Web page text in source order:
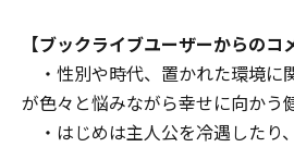
【ブックライブユーザーからのコ
・性別や時代、置かれた環境に
が色々と悩みながら幸せに向かう
・はじめは主人公を冷遇したり